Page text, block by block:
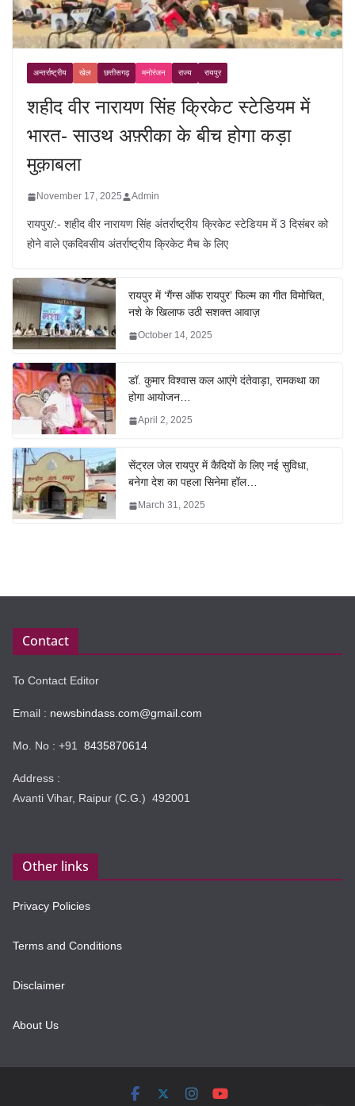
अन्तर्राष्ट्रीय खेल छत्तीसगढ़ मनोरंजन राज्य रायपुर
शहीद वीर नारायण सिंह क्रिकेट स्टेडियम में
भारत- साउथ अफ़्रीका के बीच होगा कड़ा
मुक़ाबला
November 17, 2025 Admin
रायपुर/:- शहीद वीर नारायण सिंह अंतर्राष्ट्रीय क्रिकेट स्टेडियम में 3 दिसंबर को
होने वाले एकदिवसीय अंतर्राष्ट्रीय क्रिकेट मैच के लिए
रायपुर में ‘गैंग्स ऑफ रायपुर’ फिल्म का गीत विमोचित,
नशे के खिलाफ उठी सशक्त आवाज़
October 14, 2025
डॉ. कुमार विश्वास कल आएंगे दंतेवाड़ा, रामकथा का
होगा आयोजन…
April 2, 2025
सेंट्रल जेल रायपुर में कैदियों के लिए नई सुविधा,
बनेगा देश का पहला सिनेमा हॉल…
March 31, 2025
Contact
To Contact Editor
Email : newsbindass.com@gmail.com
Mo. No : +91 8435870614
Address :
Avanti Vihar, Raipur (C.G.) 492001
Other links
Privacy Policies
Terms and Conditions
Disclaimer
About Us